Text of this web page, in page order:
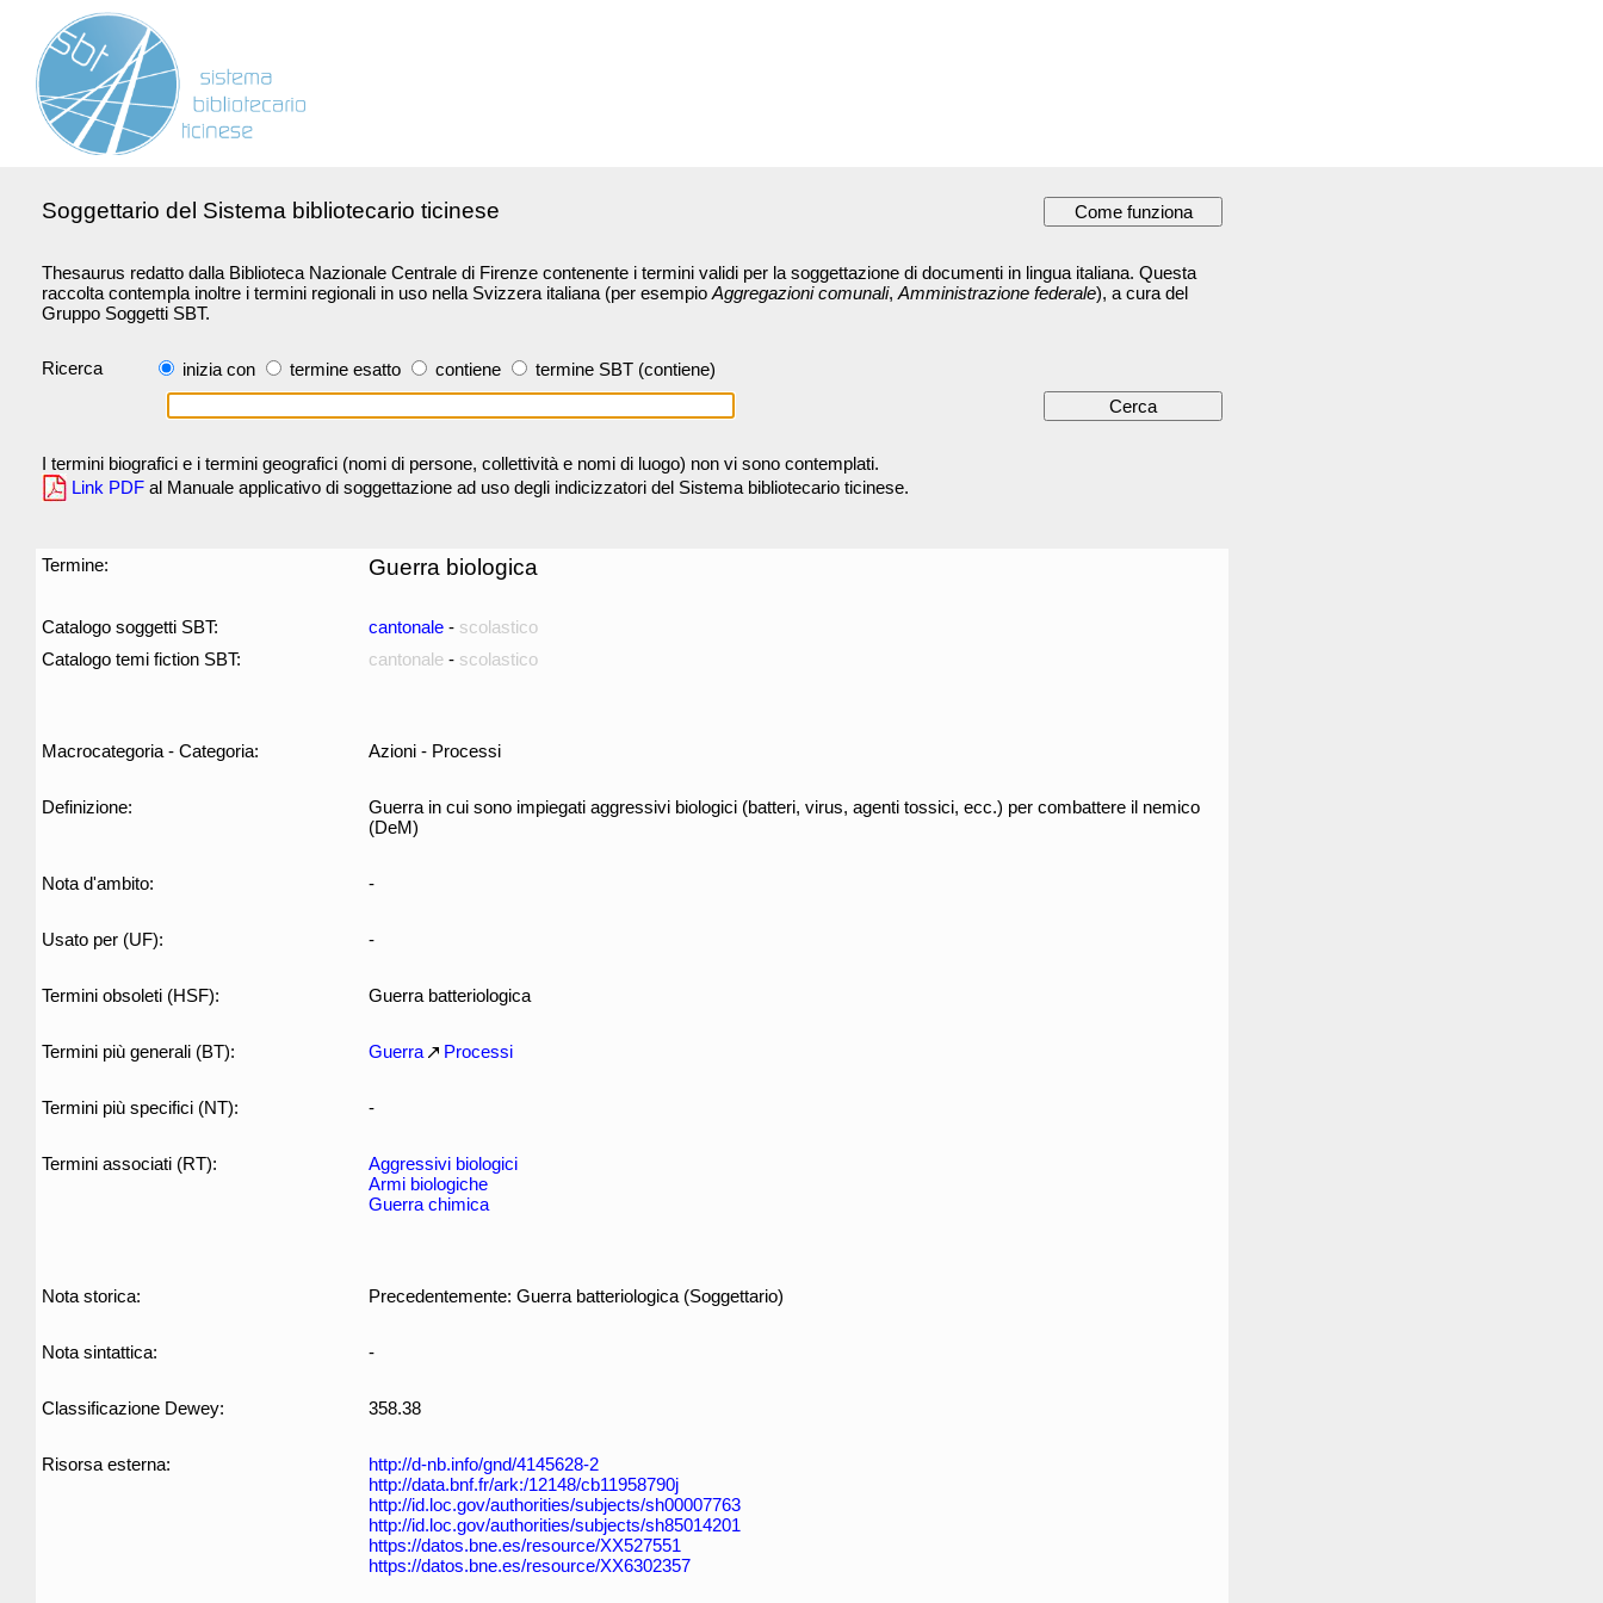
Soggettario del Sistema bibliotecario ticinese
Thesaurus redatto dalla Biblioteca Nazionale Centrale di Firenze contenente i termini validi per la soggettazione di documenti in lingua italiana. Questa
raccolta contempla inoltre i termini regionali in uso nella Svizzera italiana (per esempio Aggregazioni comunali, Amministrazione federale), a cura del
Gruppo Soggetti SBT.
Ricerca inizia con termine esatto contiene termine SBT (contiene)
I termini biografici e i termini geografici (nomi di persone, collettività e nomi di luogo) non vi sono contemplati.
Link PDF al Manuale applicativo di soggettazione ad uso degli indicizzatori del Sistema bibliotecario ticinese.
Termine: Guerra biologica
Catalogo soggetti SBT: cantonale - scolastico
Catalogo temi fiction SBT:
cantonale - scolastico
Macrocategoria - Categoria: Azioni - Processi
Definizione:
Guerra in cui sono impiegati aggressivi biologici (batteri, virus, agenti tossici, ecc.) per combattere il nemico
(DeM)
Nota d'ambito: -
Usato per (UF): -
Termini obsoleti (HSF): Guerra batteriologica
Termini più generali (BT): Guerra Processi
Termini più specifici (NT): -
Termini associati (RT):
Aggressivi biologici
Armi biologiche
Guerra chimica
Nota storica: Precedentemente: Guerra batteriologica (Soggettario)
Nota sintattica: -
Classificazione Dewey: 358.38
Risorsa esterna:
http://d-nb.info/gnd/4145628-2
http://data.bnf.fr/ark:/12148/cb11958790j
http://id.loc.gov/authorities/subjects/sh00007763
http://id.loc.gov/authorities/subjects/sh85014201
https://datos.bne.es/resource/XX527551
https://datos.bne.es/resource/XX6302357